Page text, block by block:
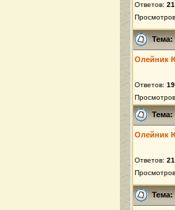
Ответов:
Тема:
Олейник
Ответов:
Тема:
Олейник
Ответов:
Тема: